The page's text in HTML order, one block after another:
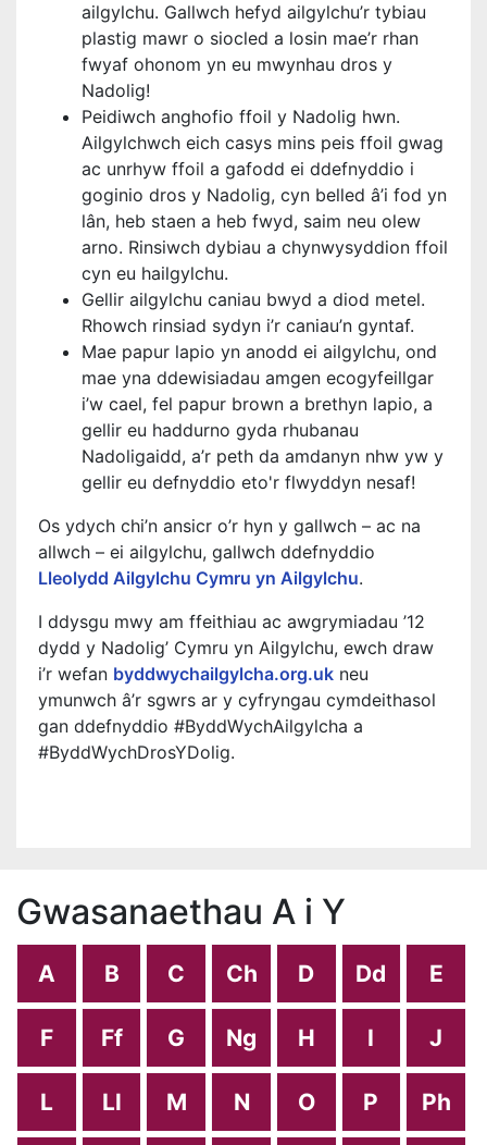
ailgylchu. Gallwch hefyd ailgylchu’r tybiau
plastig mawr o siocled a losin mae’r rhan
fwyaf ohonom yn eu mwynhau dros y
Nadolig!
Peidiwch anghofio ffoil y Nadolig hwn.
Ailgylchwch eich casys mins peis ffoil gwag
ac unrhyw ffoil a gafodd ei ddefnyddio i
goginio dros y Nadolig, cyn belled â’i fod yn
lân, heb staen a heb fwyd, saim neu olew
arno. Rinsiwch dybiau a chynwysyddion ffoil
cyn eu hailgylchu.
Gellir ailgylchu caniau bwyd a diod metel.
Rhowch rinsiad sydyn i’r caniau’n gyntaf.
Mae papur lapio yn anodd ei ailgylchu, ond
mae yna ddewisiadau amgen ecogyfeillgar
i’w cael, fel papur brown a brethyn lapio, a
gellir eu haddurno gyda rhubanau
Nadoligaidd, a’r peth da amdanyn nhw yw y
gellir eu defnyddio eto'r flwyddyn nesaf!
Os ydych chi’n ansicr o’r hyn y gallwch – ac na
allwch – ei ailgylchu, gallwch ddefnyddio
Lleolydd Ailgylchu Cymru yn Ailgylchu.
I ddysgu mwy am ffeithiau ac awgrymiadau ’12
dydd y Nadolig’ Cymru yn Ailgylchu, ewch draw
i’r wefan byddwychailgylcha.org.uk neu
ymunwch â’r sgwrs ar y cyfryngau cymdeithasol
gan ddefnyddio #ByddWychAilgylcha a
#ByddWychDrosYDolig.
Gwasanaethau A i Y
A B C Ch D Dd E
F Ff G Ng H I J
L Ll M N O P Ph